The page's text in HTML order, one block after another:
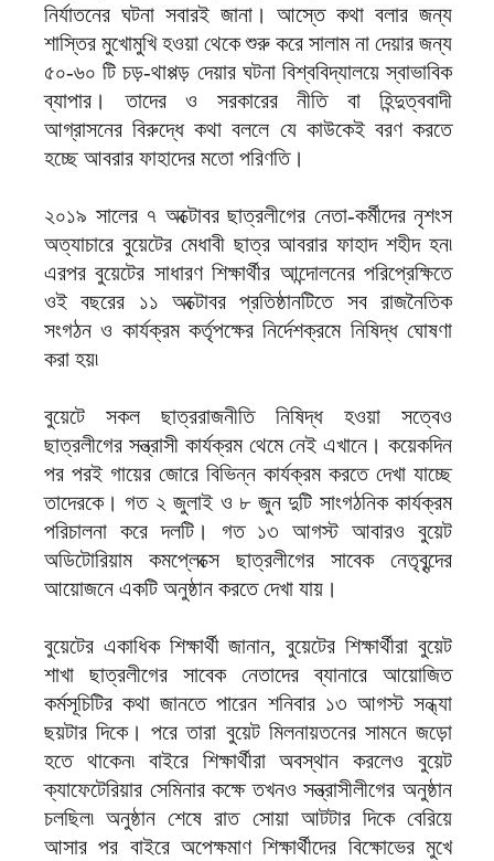
নির্যাতনের ঘটনা সবারই জানা। আস্তে কথা বলার জন্য
শাস্তির মুখোমুখি হওয়া থেকে শুরু করে সালাম না দেয়ার জন্য
৫০-৬০ টি চড়-থাপ্পড় দেয়ার ঘটনা বিশ্ববিদ্যালয়ে স্বাভাবিক
ব্যাপার। তাদের ও সরকারের নীতি বা হিন্দুত্ববাদী
আগ্রাসনের বিরুদ্ধে কথা বললে যে কাউকেই বরণ করতে
হচ্ছে আবরার ফাহাদের মতো পরিণতি।
২০১৯ সালের ৭ অক্টোবর ছাত্রলীগের নেতা-কর্মীদের নৃশংস
অত্যাচারে বুয়েটের মেধাবী ছাত্র আবরার ফাহাদ শহীদ হন৷
এরপর বুয়েটের সাধারণ শিক্ষার্থীর আন্দোলনের পরিপ্রেক্ষিতে
ওই বছরের ১১ অক্টোবর প্রতিষ্ঠানটিতে সব রাজনৈতিক
সংগঠন ও কার্যক্রম কর্তৃপক্ষের নির্দেশক্রমে নিষিদ্ধ ঘোষণা
করা হয়৷
বুয়েটে সকল ছাত্ররাজনীতি নিষিদ্ধ হওয়া সত্বেও
ছাত্রলীগের সন্ত্রাসী কার্যক্রম থেমে নেই এখানে। কয়েকদিন
পর পরই গায়ের জোরে বিভিন্ন কার্যক্রম করতে দেখা যাচ্ছে
তাদেরকে। গত ২ জুলাই ও ৮ জুন দুটি সাংগঠনিক কার্যক্রম
পরিচালনা করে দলটি। গত ১৩ আগস্ট আবারও বুয়েট
অডিটোরিয়াম কমপ্লেক্সে ছাত্রলীগের সাবেক নেতৃবৃন্দের
আয়োজনে একটি অনুষ্ঠান করতে দেখা যায়।
বুয়েটের একাধিক শিক্ষার্থী জানান, বুয়েটের শিক্ষার্থীরা বুয়েট
শাখা ছাত্রলীগের সাবেক নেতাদের ব্যানারে আয়োজিত
কর্মসূচিটির কথা জানতে পারেন শনিবার ১৩ আগস্ট সন্ধ্যা
ছয়টার দিকে। পরে তারা বুয়েট মিলনায়তনের সামনে জড়ো
হতে থাকেন৷ বাইরে শিক্ষার্থীরা অবস্থান করলেও বুয়েট
ক্যাফেটেরিয়ার সেমিনার কক্ষে তখনও সন্ত্রাসীলীগের অনুষ্ঠান
চলছিল৷ অনুষ্ঠান শেষে রাত সোয়া আটটার দিকে বেরিয়ে
আসার পর বাইরে অপেক্ষমাণ শিক্ষার্থীদের বিক্ষোভের মুখে